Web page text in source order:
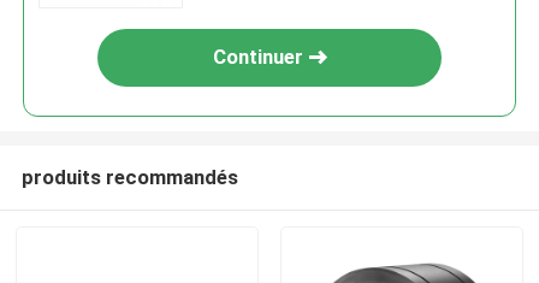
Continuer
produits recommandés